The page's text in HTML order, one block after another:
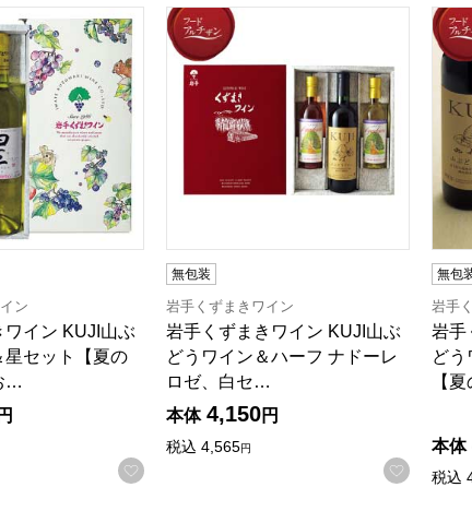
の・お中元】[HO-SR2]
する
ワイン KUJI山ぶどうワイン＆星セット【夏の贈りもの・お
ン
イン KUJI山ぶ
星セット【夏の
…
お気に入りに登録する
岩手くずまきワイン KUJI山ぶどうワ
無包装
岩手くずまきワイン
岩手くずまきワイン KUJI山ぶ
どうワイン＆ハーフ ナドーレ
ロゼ、白セ…
本体 4,150円
税込 4,565円
お気に
岩手
無包
岩手
岩手
どう
【
本体
税込